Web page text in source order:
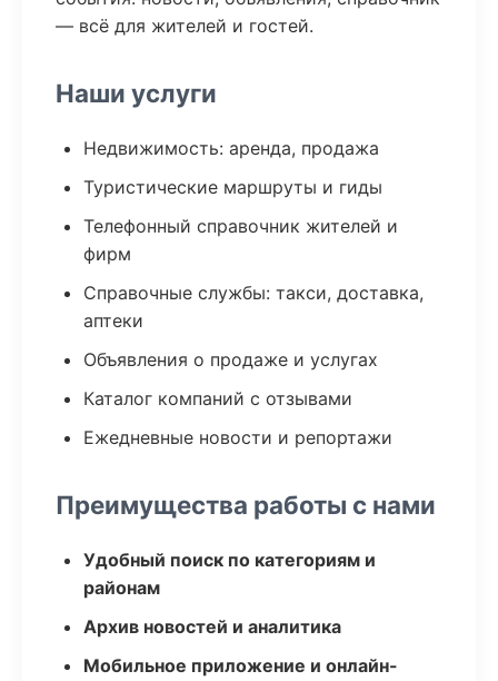
— всё для жителей и гостей.
Наши услуги
Недвижимость: аренда, продажа
Туристические маршруты и гиды
Телефонный справочник жителей и
фирм
Справочные службы: такси, доставка,
аптеки
Объявления о продаже и услугах
Каталог компаний с отзывами
Ежедневные новости и репортажи
Преимущества работы с нами
Удобный поиск по категориям и
районам
Архив новостей и аналитика
Мобильное приложение и онлайн-